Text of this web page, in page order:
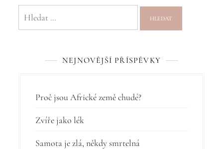
n
k
n
Vyhledávání
NEJNOVĚJŠÍ PŘÍSPĚVKY
Proč jsou Africké země chudé?
Zvíře jako lék
Samota je zlá, někdy smrtelná